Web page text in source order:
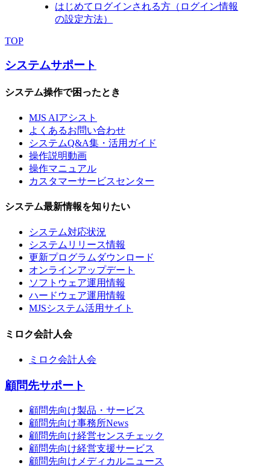
はじめてログインされる方（ログイン情報
の設定方法）
TOP
システムサポート
システム操作で困ったとき
MJS AIアシスト
よくあるお問い合わせ
システムQ&A集・活用ガイド
操作説明動画
操作マニュアル
カスタマーサービスセンター
システム最新情報を知りたい
システム対応状況
システムリリース情報
更新プログラムダウンロード
オンラインアップデート
ソフトウェア運用情報
ハードウェア運用情報
MJSシステム活用サイト
ミロク会計人会
ミロク会計人会
顧問先サポート
顧問先向け製品・サービス
顧問先向け事務所News
顧問先向け経営センスチェック
顧問先向け経営支援サービス
顧問先向けメディカルニュース